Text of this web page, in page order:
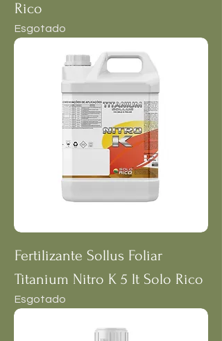
Rico
Esgotado
Fertilizante Sollus Foliar
Titanium Nitro K 5 lt Solo Rico
Esgotado